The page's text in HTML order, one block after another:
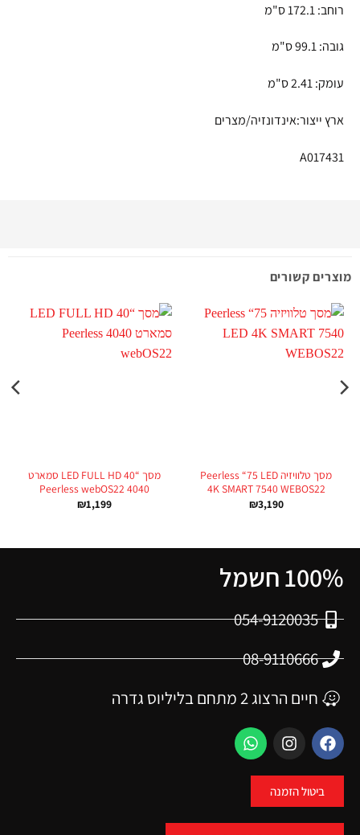
רוחב: 172.1 ס"מ
גובה: 99.1 ס"מ
עומק: 2.41 ס"מ
ארץ ייצור:אינדונזיה/מצרים
A017431
מוצרים קשורים
מסך טלוויזיה Peerless “75 LED
4K SMART 7540 WEBOS22
₪3,190
מסך “40 LED FULL HD סמארט
4040 Peerless webOS22
₪1,199
100% חשמל
054-9120035
08-9110666
חיים הרצוג 2 מתחם בליליוס גדרה
ביטול הזמנה